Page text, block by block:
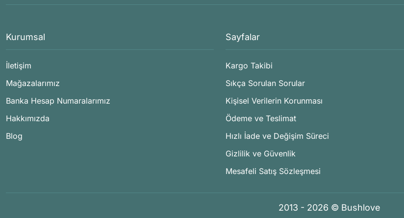
Kurumsal
İletişim
Mağazalarımız
Banka Hesap Numaralarımız
Hakkımızda
Blog
Sayfalar
Kargo Takibi
Sıkça Sorulan Sorular
Kişisel Verilerin Korunması
Ödeme ve Teslimat
Hızlı İade ve Değişim Süreci
Gizlilik ve Güvenlik
Mesafeli Satış Sözleşmesi
2013 - 2026 © Bushlove